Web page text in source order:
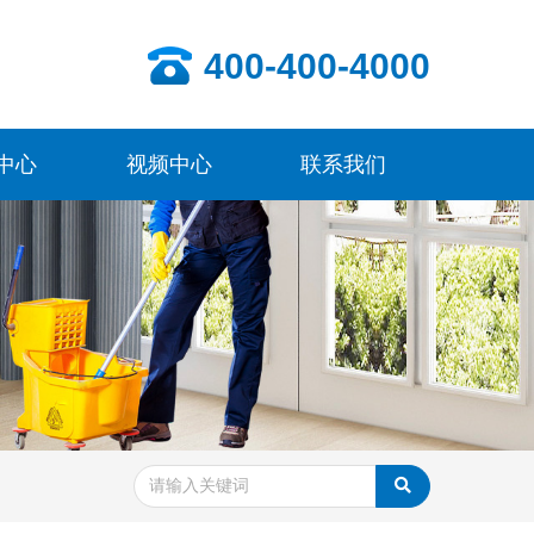
400-400-4000
心 视频中心 联系我们